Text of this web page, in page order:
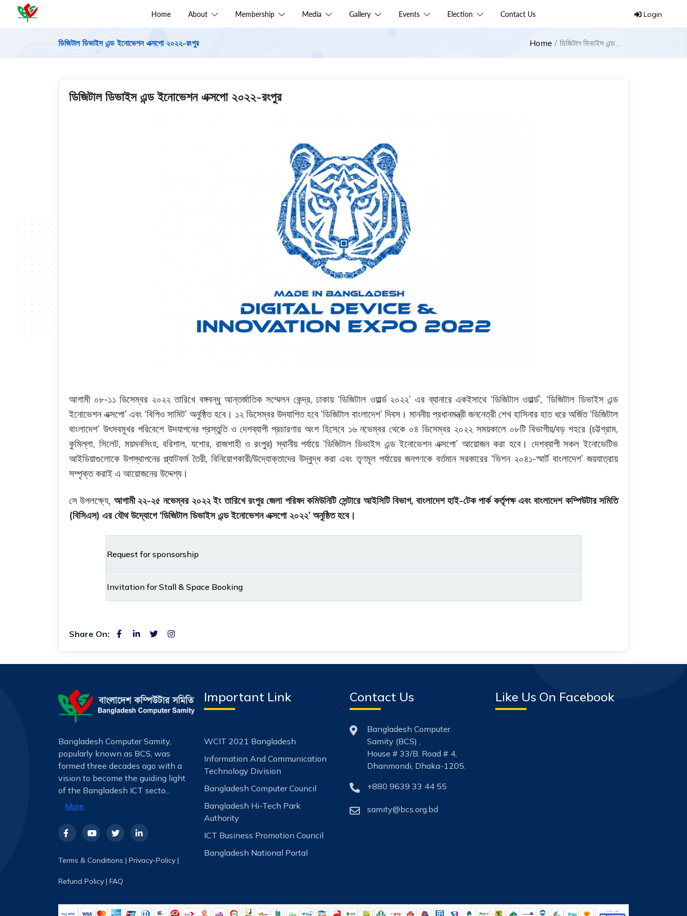
Home About Membership Media Gallery Events Election Contact Us Login
ডিজিটাল ডিভাইস এন্ড ইনোভেশন এক্সপো ২০২২-রংপুর Home
ডিজিটাল ডিভাইস এন্ড
ডিজিটাল ডিভাইস এন্ড ইনোভেশন এক্সপো ২০২২-রংপুর
আগামী ০৮-১১ ডিসেম্বর ২০২২ তারিখে বঙ্গবন্ধু আন্তর্জাতিক সম্মেলন কেন্দ্র,ঢাকায়‘ডিজিটাল ওয়ার্ল্ড ২০২২’ এর ব্যানারে একইসাথে‘ডিজিটাল ওয়ার্ল্ড’, ‘ডিজিটাল ডিভাইস এন্ড
ইনোভেশন এক্সপো’ এবং ‘বিপিও সামিট’ অনুষ্ঠিত হবে । ১২ ডিসেম্বর উদযাপিত হবে ‘ডিজিটাল বাংলাদেশ’ দিবস । মাননীয় প্রধানমন্ত্রী জননেত্রী শেখ হাসিনার হাত ধরে অর্জিত‘ডিজিটাল
বাংলাদেশ’ উৎসবমূখর পরিবেশে উদযাপনের প্রস্তুতি ও দেশব্যাপী প্রচারণার অংশ হিসেবে ১৬ নভেম্বর থেকে ০৪ ডিসেম্বর ২০২২ সময়কালে ০৮টি বিভাগীয়/বড় শহরে (চট্টগ্রাম,
কুমিল্লা, সিলেট, ময়মনসিংহ,বরিশাল,যশোর,রাজশাহী ও রংপুর)স্থানীয় পর্যায়ে‘ডিজিটাল ডিভাইস এন্ড ইনোভেশন এক্সপো’আয়োজন করা হবে। দেশব্যাপী সকল ইনোভেটিভ
আইডিয়াগুলোকে উপস্থাপনের প্ল্যাটফর্ম তৈরী, বিনিয়োগকারী/উদ্যোক্তাদের উদ্বুদ্ধ করা এবং তৃণমূল পর্যায়ের জনগণকে বর্তমান সরকারের ‘ভিশন ২০৪১-স্মার্ট বাংলাদেশ’ জয়যাত্রায়
সম্পৃক্ত করাই এ আয়োজনের উদ্দেশ্য।
সে উপলক্ষ্যে, আগামী ২২-২৫ নভেম্বর ২০২২ ইং তারিখে রংপুর জেলা পরিষদ কমিউনিটি সেন্টারে আইসিটি বিভাগ, বাংলাদেশ হাই-টেক পার্ক কর্তৃপক্ষ এবং বাংলাদেশ কম্পিউটার সমিতি
(বিসিএস) এর যৌথ উদ্যোগে‘ডিজিটাল ডিভাইস এন্ড ইনোভেশন এক্সপো ২০২২’ অনুষ্ঠিত হবে।
Request for sponsorship
Invitation for Stall & Space Booking
Share On:
Bangladesh Computer Samity,
popularly known as BCS, was
formed three decades ago with a
vision to become the guiding light
of the Bangladesh ICT secto...
More
Terms & Conditions | Privacy-Policy |
Refund Policy | FAQ
Important Link
WCIT 2021 Bangladesh
Information And Communication
Technology Division
Bangladesh Computer Council
Bangladesh Hi-Tech Park
Authority
ICT Business Promotion Council
Bangladesh National Portal
Contact Us
Bangladesh Computer
Samity (BCS) ,
House # 33/B, Road # 4,
Dhanmondi, Dhaka-1205.
+880 9639 33 44 55
samity@bcs.org.bd
Like Us On Facebook